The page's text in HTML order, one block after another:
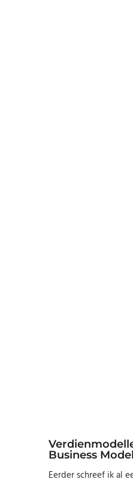
Business
Eerder schreef ik al